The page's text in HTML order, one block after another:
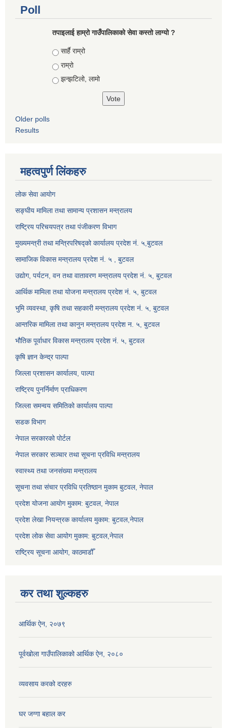
Poll
तपाइलाई हाम्रो गाउँपालिकाको सेवा कस्तो लाग्यो ?
Choices
सार्है राम्रो
राम्रो
झन्झटिलो, लामो
Older polls
Results
महत्वपुर्ण लिंकहरु
लोक सेवा आयोग
सङ्घीय मामिला तथा सामान्य प्रशासन मन्त्रालय
राष्ट्रिय परिचयपत्र तथा पंजीकरण विभाग
मुख्यमन्त्री तथा मन्त्रिपरिषद्को कार्यालय प्रदेश नं. ५,बुटवल
सामाजिक विकास मन्त्रालय प्रदेश नं. ५ , बुटवल
उद्याेग, पर्यटन, वन तथा वातावरण मन्त्रालय प्रदेश नं. ५, बुटवल
आर्थिक मामिला तथा योजना मन्त्रालय प्रदेश नं. ५, बुटवल
भुमि व्यवस्था, कृषि तथा सहकारी मन्त्रालय प्रदेश नं. ५, बुटवल
आन्तरिक मामिला तथा कानुन मन्त्रालय प्रदेश न. ५, बुटवल
भौतिक पूर्वाधार विकास मन्त्रालय प्रदेश नं. ५, बुटवल
कृषि ज्ञान केन्द्र पाल्पा
जिल्ला प्रशासन कार्यालय, पाल्पा
राष्ट्रिय पुनर्निर्माण प्राधिकरण
जिल्ला समन्वय समितिको कार्यालय पाल्पा
सडक विभाग
नेपाल सरकारको पोर्टल
नेपाल सरकार सञ्‍चार तथा सूचना प्रविधि मन्त्रालय
स्वास्थ्य तथा जनसंख्या मन्त्रालय
सूचना तथा संचार प्रविधि प्रतिष्ठान मुकाम बुटवल, नेपाल
प्रदेश योजना आयोग मुकाम: बुटवल, नेपाल
प्रदेश लेखा नियन्त्रक कार्यालय मुकाम: बुटवल,नेपाल
प्रदेश लोक सेवा आयोग मुकाम: बुटवल,नेपाल
राष्ट्रिय सूचना आयोग, काठमाडौँ
कर तथा शुल्कहरु
आर्थिक ऐन, २०७९
पूर्वखोला गाउँपालिकाको आर्थिक ऐन, २०८०
व्यवसाय करको दरहरु
घर जग्गा बहाल कर